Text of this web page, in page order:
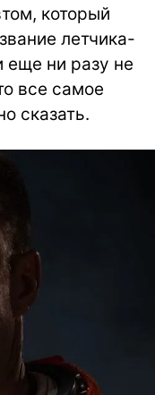
который
летчика-
еще ни разу не
все самое
сказать.